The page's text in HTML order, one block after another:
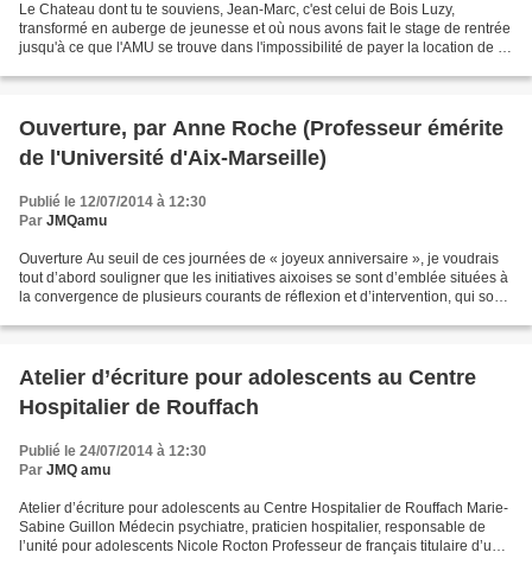
Le Chateau dont tu te souviens, Jean-Marc, c'est celui de Bois Luzy,
transformé en auberge de jeunesse et où nous avons fait le stage de rentrée
jusqu'à ce que l'AMU se trouve dans l'impossibilité de payer la location de la
Ouverture, par Anne Roche (Professeur émérite
de l'Université d'Aix-Marseille)
Publié le 12/07/2014 à 12:30
Par JMQamu
Ouverture Au seuil de ces journées de « joyeux anniversaire », je voudrais
tout d’abord souligner que les initiatives aixoises se sont d’emblée situées à
la convergence de plusieurs courants de réflexion et d’intervention, qui sont
Atelier d’écriture pour adolescents au Centre
Hospitalier de Rouffach
Publié le 24/07/2014 à 12:30
Par JMQ amu
Atelier d’écriture pour adolescents au Centre Hospitalier de Rouffach Marie-
Sabine Guillon Médecin psychiatre, praticien hospitalier, responsable de
l’unité pour adolescents Nicole Rocton Professeur de français titulaire d’un